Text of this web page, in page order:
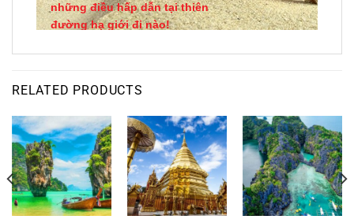
những điều hấp dẫn tại thiên
đường hạ giới đi nào!
RELATED PRODUCTS